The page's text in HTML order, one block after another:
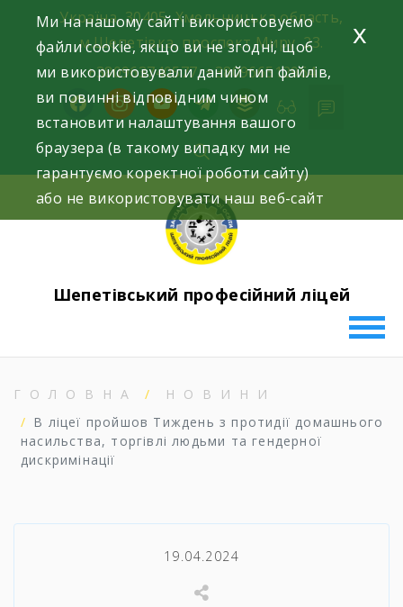
content
Україна, 30405, Хмельницька область,
м.Шепетівка, проспект Миру, 23.
+380963740577, +380966512964
facebookinstagramyoutubetelegram
buffer
Шепетівський професійний ліцей
ГОЛОВНА
НОВИНИ
В ліцеї пройшов Тиждень з протидії домашнього
насильства, торгівлі людьми та гендерної
дискримінації
19.04.2024
Ми на нашому сайті використовуємо
файли cookie, якщо ви не згодні, щоб
ми використовували даний тип файлів,
ви повинні відповідним чином
встановити налаштування вашого
браузера (в такому випадку ми не
гарантуємо коректної роботи сайту)
або не використовувати наш веб-сайт
x